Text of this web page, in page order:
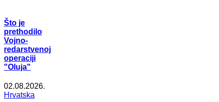
Što je
prethodilo
Vojno-
redarstvenoj
operaciji
"Oluja"
02.08.2026.
Hrvatska